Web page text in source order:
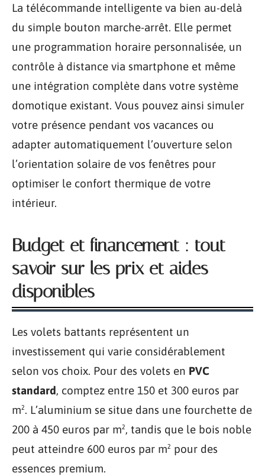
La télécommande intelligente va bien au-delà
du simple bouton marche-arrêt. Elle permet
une programmation horaire personnalisée, un
contrôle à distance via smartphone et même
une intégration complète dans votre système
domotique existant. Vous pouvez ainsi simuler
votre présence pendant vos vacances ou
adapter automatiquement l’ouverture selon
l’orientation solaire de vos fenêtres pour
optimiser le confort thermique de votre
intérieur.
Budget et financement : tout
savoir sur les prix et aides
disponibles
Les volets battants représentent un
investissement qui varie considérablement
selon vos choix. Pour des volets en PVC
standard, comptez entre 150 et 300 euros par
m². L’aluminium se situe dans une fourchette de
200 à 450 euros par m², tandis que le bois noble
peut atteindre 600 euros par m² pour des
essences premium.